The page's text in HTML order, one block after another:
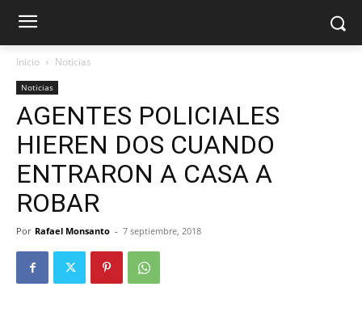
Inicio Noticias
Noticias
AGENTES POLICIALES
HIEREN DOS CUANDO
ENTRARON A CASA A
ROBAR
Por Rafael Monsanto - 7 septiembre, 2018